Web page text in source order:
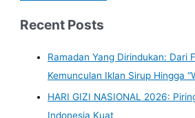
Recent Posts
Ramadan Yang Dirindukan: Dari
Kemunculan Iklan Sirup Hingga
HARI GIZI NASIONAL 2026:
Indonesia Kuat